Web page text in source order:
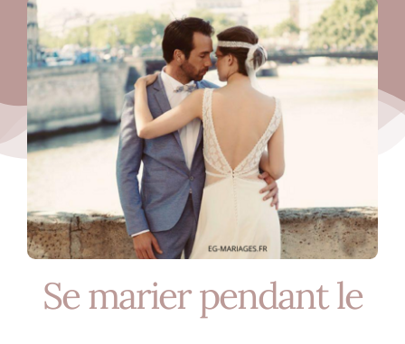
Le blog d’Eloïse
Notre boutique – Notre histoire
Se marier pendant le